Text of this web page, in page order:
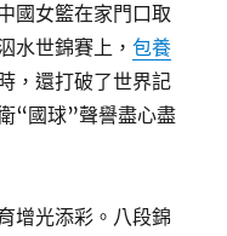
國女籃在家門口取
水世錦賽上，包養
，還打破了世界記
“國球”聲譽盡心盡
增光添彩。八段錦